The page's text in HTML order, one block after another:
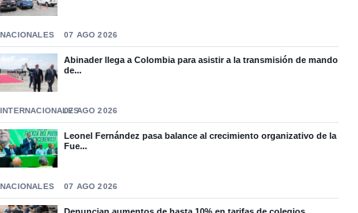
NACIONALES 07 AGO 2026
Abinader llega a Colombia para asistir a la transmisión de mando
de...
INTERNACIONALES07 AGO 2026
Leonel Fernández pasa balance al crecimiento organizativo de la
Fue...
NACIONALES 07 AGO 2026